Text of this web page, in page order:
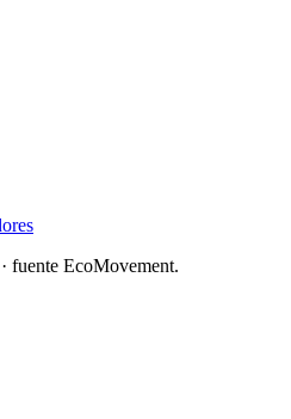
· fuente EcoMovement.